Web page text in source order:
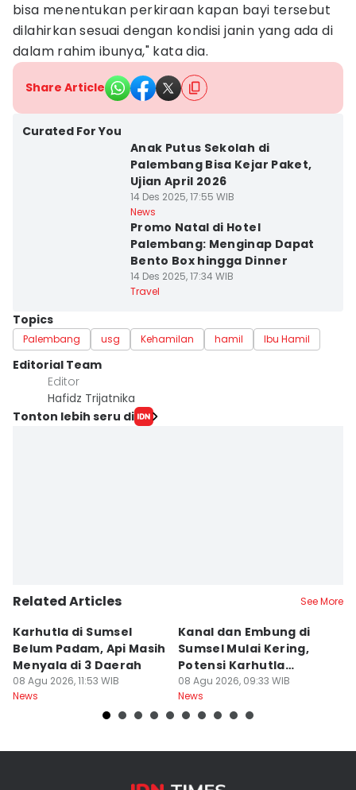
bisa menentukan perkiraan kapan bayi tersebut
dilahirkan sesuai dengan kondisi janin yang ada di
dalam rahim ibunya," kata dia.
Share Article
Curated For You
Anak Putus Sekolah di
Palembang Bisa Kejar Paket,
Ujian April 2026
14 Des 2025, 17:55 WIB
News
Promo Natal di Hotel
Palembang: Menginap Dapat
Bento Box hingga Dinner
14 Des 2025, 17:34 WIB
Travel
Topics
Palembang usg Kehamilan hamil Ibu Hamil
Editorial Team
Editor
Hafidz Trijatnika
Tonton lebih seru di
Related Articles See More
Karhutla di Sumsel
Belum Padam, Api Masih
Menyala di 3 Daerah
08 Agu 2026, 11:53 WIB
News
Kanal dan Embung di
Sumsel Mulai Kering,
Potensi Karhutla
Meningkat
08 Agu 2026, 09:33 WIB
News